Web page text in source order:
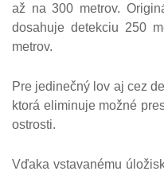
až na 300 metrov.
dosahuje detekciu 250
metrov.
Pre jedinečný lov aj cez
ktorá eliminuje možné
ostrosti.
Vďaka vstavanému